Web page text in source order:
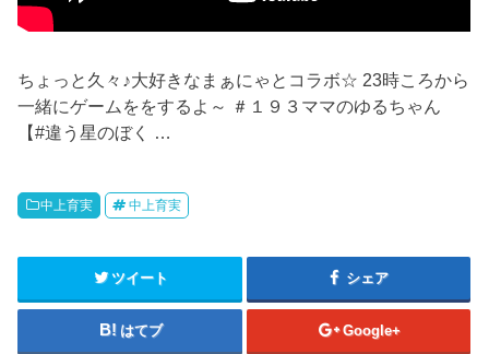
ちょっと久々♪大好きなまぁにゃとコラボ☆ 23時ころから
一緒にゲームををするよ～ ＃１９３ママのゆるちゃん
【#違う星のぼく …
中上育実 中上育実
ツイート シェア
はてブ Google+